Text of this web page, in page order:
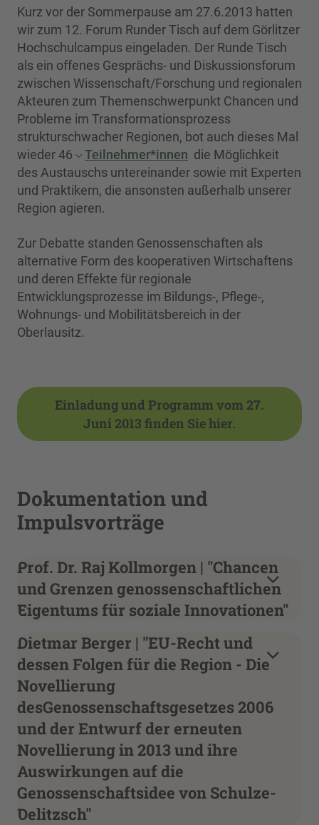
Kurz vor der Sommerpause am 27.6.2013 hatten
wir zum 12. Forum Runder Tisch auf dem Görlitzer
Hochschulcampus eingeladen. Der Runde Tisch
als ein offenes Gesprächs- und Diskussionsforum
zwischen Wissenschaft/Forschung und regionalen
Akteuren zum Themenschwerpunkt Chancen und
Probleme im Transformationsprozess
strukturschwacher Regionen, bot auch dieses Mal
wieder 46
Teilnehmer*innen die Möglichkeit
des Austauschs untereinander sowie mit Experten
und Praktikern, die ansonsten außerhalb unserer
Region agieren.
Zur Debatte standen Genossenschaften als
alternative Form des kooperativen Wirtschaftens
und deren Effekte für regionale
Entwicklungsprozesse im Bildungs-, Pflege-,
Wohnungs- und Mobilitätsbereich in der
Oberlausitz.
Einladung und Programm vom 27.
Juni 2013 finden Sie hier.
Dokumentation und
Impulsvorträge
Prof. Dr. Raj Kollmorgen | "Chancen
und Grenzen genossenschaftlichen
Eigentums für soziale Innovationen"
Dietmar Berger | "EU-Recht und
dessen Folgen für die Region - Die
Novellierung
desGenossenschaftsgesetzes 2006
und der Entwurf der erneuten
Novellierung in 2013 und ihre
Auswirkungen auf die
Genossenschaftsidee von Schulze-
Delitzsch"